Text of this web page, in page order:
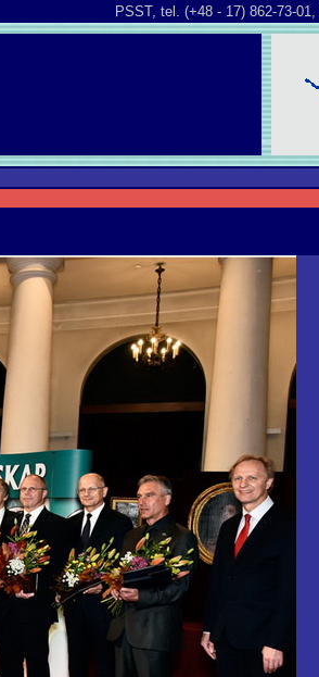
PSST, tel. (+48 - 17) 862-73-01,